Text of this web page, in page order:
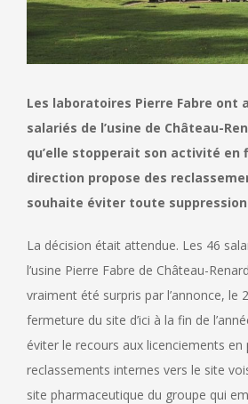
Les laboratoires Pierre Fabre ont
salariés de l’usine de Château-
qu’elle stopperait son activité en
direction propose des
souhaite éviter toute suppression
La décision était attendue. Les 46
l’usine Pierre Fabre de Château-
vraiment été surpris par l’annonce, le
fermeture du site d’ici à la fin de
éviter le recours aux licenciements
reclassements internes vers le site
site pharmaceutique du groupe qui